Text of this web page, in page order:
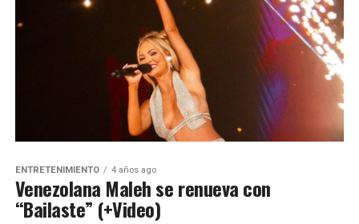
ENTRETENIMIENTO 4 años ago
Venezolana Maleh se renueva con
“Bailaste” (+Video)